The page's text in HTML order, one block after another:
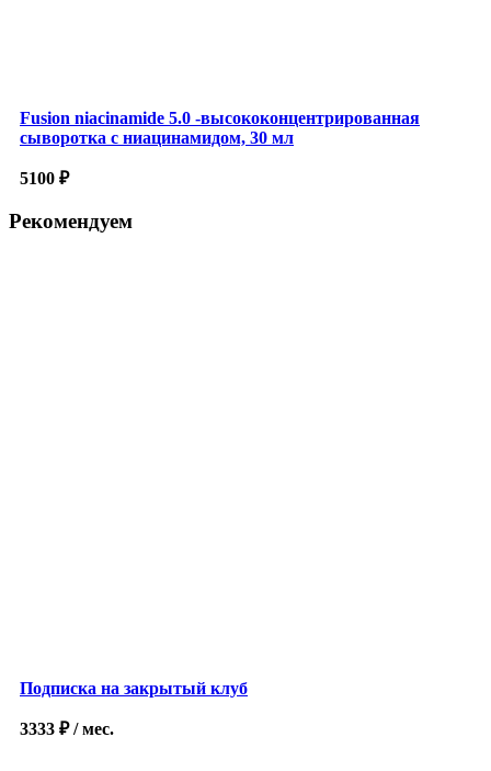
Fusion niacinamidе 5.0 -высококонцентрированная
сыворотка с ниацинамидом, 30 мл
5100 ₽
Рекомендуем
Подписка на закрытый клуб
3333 ₽ / мес.